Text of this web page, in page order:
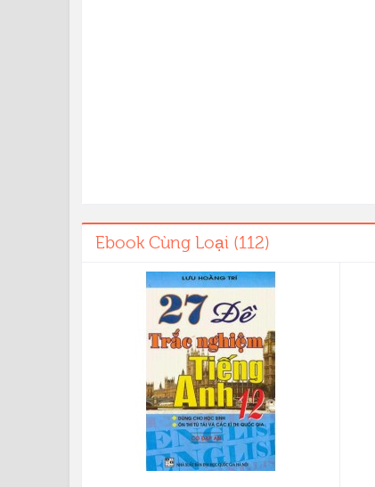
Ebook Cùng Loại (112)